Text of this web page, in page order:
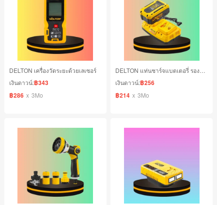
DELTON เครื่องวัดระยะด้วยเลเซอร์
เงินดาวน์:฿343
฿286 x 3Mo
เงินดาวน์:฿256
฿214 x 3Mo